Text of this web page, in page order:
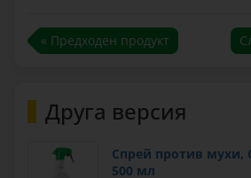
« Предходен продукт
Друга версия
Спрей против мухи,
500 мл